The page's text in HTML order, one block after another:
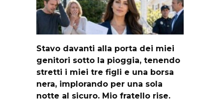
Stavo davanti alla porta dei miei
genitori sotto la pioggia, tenendo
stretti i miei tre figli e una borsa
nera, implorando per una sola
notte al sicuro. Mio fratello rise.